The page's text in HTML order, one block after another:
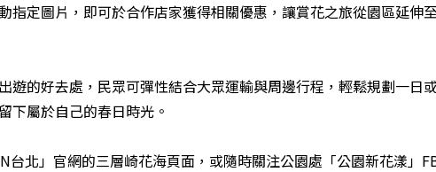
指定圖片，即可於合作店家獲得相關優惠，讓賞花之旅從園區延伸
遊的好去處，民眾可彈性結合大眾運輸與周邊行程，輕鬆規劃一日
下屬於自己的春日時光。
台北」官網的三層崎花海頁面，或隨時關注公園處「公園新花漾」